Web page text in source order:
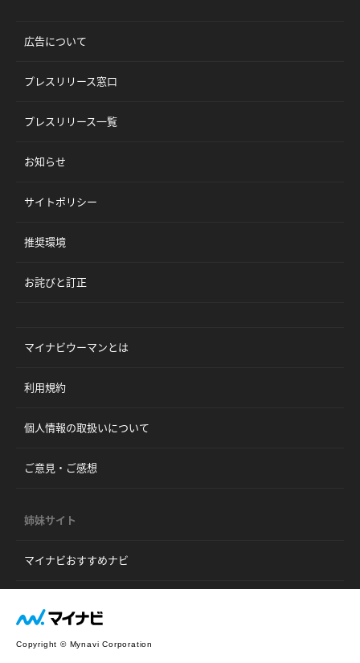
広告について
プレスリリース窓口
プレスリリース一覧
お知らせ
サイトポリシー
推奨環境
お詫びと訂正
マイナビウーマンとは
利用規約
個人情報の取扱いについて
ご意見・ご感想
姉妹サイト
マイナビおすすめナビ
Copyright © Mynavi Corporation